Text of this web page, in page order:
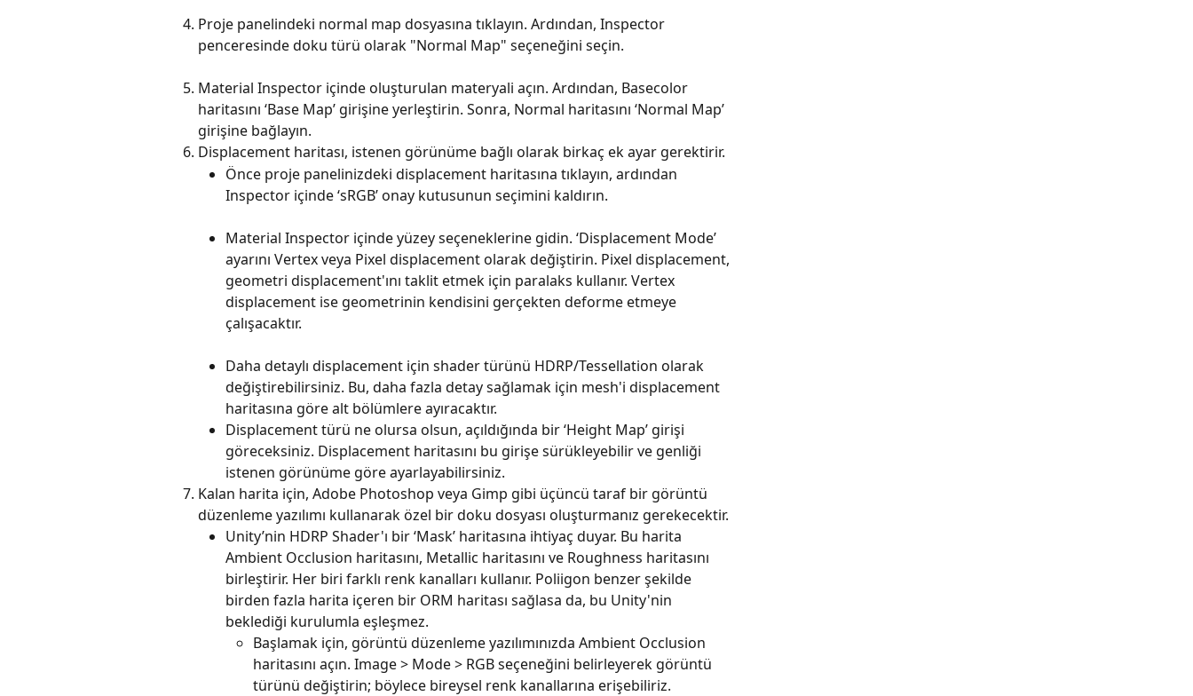
Proje panelindeki normal map dosyasına tıklayın. Ardından, Inspector
penceresinde doku türü olarak "Normal Map" seçeneğini seçin.
Material Inspector içinde oluşturulan materyali açın. Ardından, Basecolor
haritasını ‘Base Map’ girişine yerleştirin. Sonra, Normal haritasını ‘Normal Map’
girişine bağlayın.
Displacement haritası, istenen görünüme bağlı olarak birkaç ek ayar gerektirir.
Önce proje panelinizdeki displacement haritasına tıklayın, ardından
Inspector içinde ‘sRGB’ onay kutusunun seçimini kaldırın.
Material Inspector içinde yüzey seçeneklerine gidin. ‘Displacement Mode’
ayarını Vertex veya Pixel displacement olarak değiştirin. Pixel displacement,
geometri displacement'ını taklit etmek için paralaks kullanır. Vertex
displacement ise geometrinin kendisini gerçekten deforme etmeye
çalışacaktır.
Daha detaylı displacement için shader türünü HDRP/Tessellation olarak
değiştirebilirsiniz. Bu, daha fazla detay sağlamak için mesh'i displacement
haritasına göre alt bölümlere ayıracaktır.
Displacement türü ne olursa olsun, açıldığında bir ‘Height Map’ girişi
göreceksiniz. Displacement haritasını bu girişe sürükleyebilir ve genliği
istenen görünüme göre ayarlayabilirsiniz.
Kalan harita için, Adobe Photoshop veya Gimp gibi üçüncü taraf bir görüntü
düzenleme yazılımı kullanarak özel bir doku dosyası oluşturmanız gerekecektir.
Unity’nin HDRP Shader'ı bir ‘Mask’ haritasına ihtiyaç duyar. Bu harita
Ambient Occlusion haritasını, Metallic haritasını ve Roughness haritasını
birleştirir. Her biri farklı renk kanalları kullanır. Poliigon benzer şekilde
birden fazla harita içeren bir ORM haritası sağlasa da, bu Unity'nin
beklediği kurulumla eşleşmez.
Başlamak için, görüntü düzenleme yazılımınızda Ambient Occlusion
haritasını açın. Image > Mode > RGB seçeneğini belirleyerek görüntü
türünü değiştirin; böylece bireysel renk kanallarına erişebiliriz.